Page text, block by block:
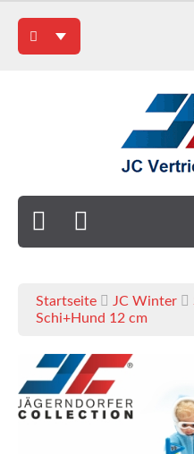
Startseite JC Winter
Schi+Hund 12 cm